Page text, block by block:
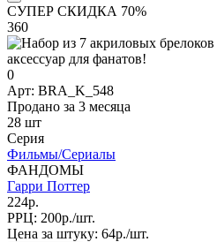
СУПЕР СКИДКА 70%
360
0
Арт: BRA_K_548
Продано за 3 месяца
28 шт
Серия
Фильмы/Сериалы
ФАНДОМЫ
Гарри Поттер
224р.
РРЦ: 200р./шт.
Цена за штуку: 64р./шт.